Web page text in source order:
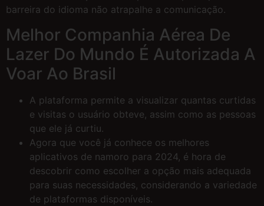
barreira do idioma não atrapalhe a comunicação.
Melhor Companhia Aérea De
Lazer Do Mundo É Autorizada A
Voar Ao Brasil
A plataforma permite a visualizar quantas curtidas
e visitas o usuário obteve, assim como as pessoas
que ele já curtiu.
Agora que você já conhece os melhores
aplicativos de namoro para 2024, é hora de
descobrir como escolher a opção mais adequada
para suas necessidades, considerando a variedade
de plataformas disponíveis.